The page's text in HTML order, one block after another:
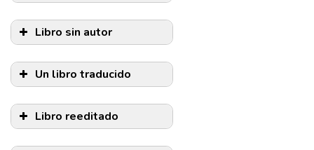
Libro sin autor
Un libro traducido
Libro reeditado